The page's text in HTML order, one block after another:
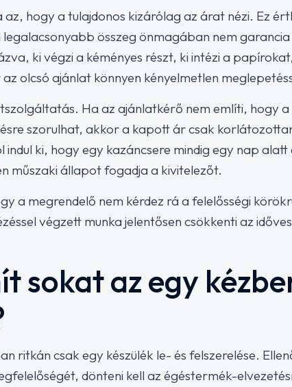
hogy a tulajdonos kizárólag az árat nézi. Ez
összeg önmagában nem
ki végzi a kéményes részt, ki intézi a
olcsó ajánlat könnyen kényelmetlen
Ha az ajánlatkérő nem említi, hogy a
szorulhat, akkor a kapott ár csak
ki, hogy egy kazáncsere mindig egy nap
műszaki állapot fogadja a kivitelezőt.
a megrendelő nem kérdez rá a felelősségi
végzett munka jelentősen csökkenti az
sokat az egy
ritkán csak egy készülék le- és felszerelése.
dönteni kell az égéstermék-